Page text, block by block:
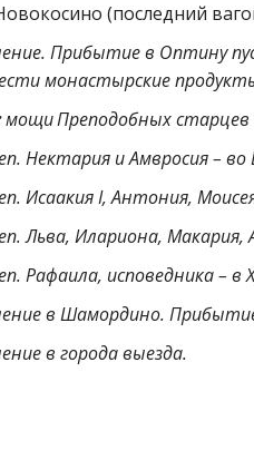
(последний
Прибытие в Оптину
монастырские
мощиПреподобных
Нектария и Амвросия – во
Исаакия І, Антония,
Льва, Илариона, Макария,
Рафаила, исповедника – в
в Шамордино.
в города выезда.